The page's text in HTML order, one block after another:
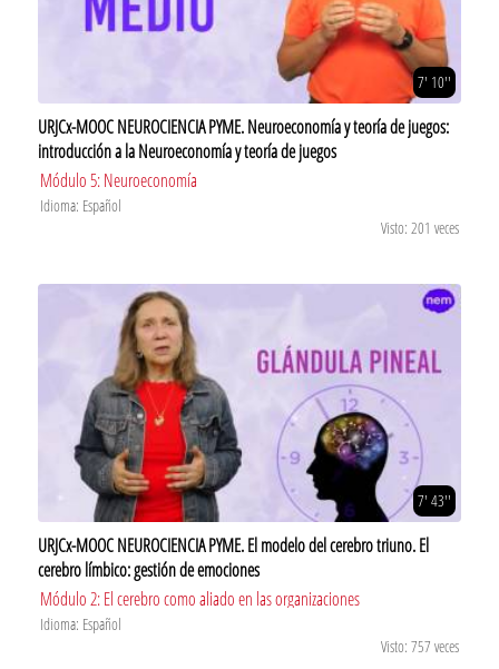
7' 10''
URJCx-MOOC NEUROCIENCIA PYME. Neuroeconomía y teoría de juegos:
introducción a la Neuroeconomía y teoría de juegos
Módulo 5: Neuroeconomía
Idioma: Español
Visto: 201 veces
7' 43''
URJCx-MOOC NEUROCIENCIA PYME. El modelo del cerebro triuno. El
cerebro límbico: gestión de emociones
Módulo 2: El cerebro como aliado en las organizaciones
Idioma: Español
Visto: 757 veces